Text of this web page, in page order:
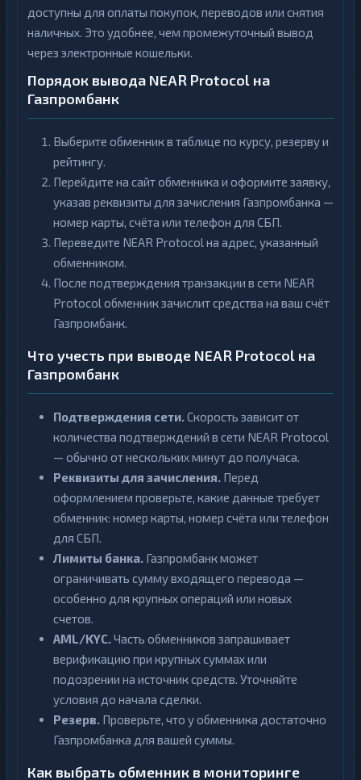
доступны для оплаты покупок, переводов или снятия
наличных. Это удобнее, чем промежуточный вывод
через электронные кошельки.
Порядок вывода NEAR Protocol на
Газпромбанк
Выберите обменник в таблице по курсу, резерву и
рейтингу.
Перейдите на сайт обменника и оформите заявку,
указав реквизиты для зачисления Газпромбанка —
номер карты, счёта или телефон для СБП.
Переведите NEAR Protocol на адрес, указанный
обменником.
После подтверждения транзакции в сети NEAR
Protocol обменник зачислит средства на ваш счёт
Газпромбанк.
Что учесть при выводе NEAR Protocol на
Газпромбанк
Подтверждения сети.Скорость зависит от
количества подтверждений в сети NEAR Protocol
— обычно от нескольких минут до получаса.
Реквизиты для зачисления. Перед
оформлением проверьте, какие данные требует
обменник: номер карты, номер счёта или телефон
для СБП.
Лимиты банка. Газпромбанк может
ограничивать сумму входящего перевода —
особенно для крупных операций или новых
счетов.
AML/KYC.Часть обменников запрашивает
верификацию при крупных суммах или
подозрении на источник средств. Уточняйте
условия до начала сделки.
Резерв. Проверьте, что у обменника достаточно
Газпромбанка для вашей суммы.
Как выбрать обменник в мониторинге